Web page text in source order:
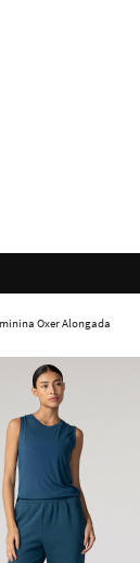
Oxer Alongada